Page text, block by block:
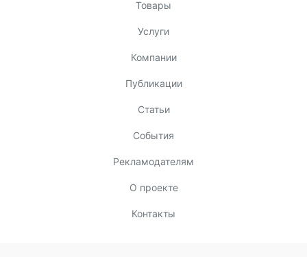
Товары
Услуги
Компании
Публикации
Статьи
События
Рекламодателям
О проекте
Контакты